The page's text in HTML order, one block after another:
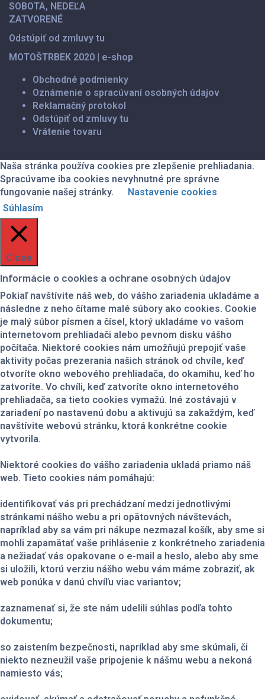
SOBOTA, NEDEĽA
ZATVORENÉ
Odstúpiť od zmluvy tu
MOTOŠTRBEK 2020 | e-shop
Obchodné podmienky
Oznámenie o spracúvaní osobných údajov
Reklamačný protokol
Odstúpiť od zmluvy tu
Vrátenie tovaru
Naša stránka používa cookies pre zlepšenie prehliadania.
Spracúvame iba cookies nevyhnutné pre správne
fungovanie našej stránky.
Nastavenie cookies
Súhlasím
Close
Informácie o cookies a ochrane osobných údajov
Pokiaľ navštívite náš web, do vášho zariadenia ukladáme a
následne z neho čítame malé súbory ako cookies. Cookie
je malý súbor písmen a čísel, ktorý ukladáme vo vašom
internetovom prehliadači alebo pevnom disku vášho
počítača. Niektoré cookies nám umožňujú prepojiť vaše
aktivity počas prezerania našich stránok od chvíle, keď
otvoríte okno webového prehliadača, do okamihu, keď ho
zatvoríte. Vo chvíli, keď zatvoríte okno internetového
prehliadača, sa tieto cookies vymažú. Iné zostávajú v
zariadení po nastavenú dobu a aktivujú sa zakaždým, keď
navštívite webovú stránku, ktorá konkrétne cookie
vytvorila.
Niektoré cookies do vášho zariadenia ukladá priamo náš
web. Tieto cookies nám pomáhajú:
identifikovať vás pri prechádzaní medzi jednotlivými
stránkami nášho webu a pri opätovných návštevách,
napríklad aby sa vám pri nákupe nezmazal košík, aby sme si
mohli zapamätať vaše prihlásenie z konkrétneho zariadenia
a nežiadať vás opakovane o e-mail a heslo, alebo aby sme
si uložili, ktorú verziu nášho webu vám máme zobraziť, ak
web ponúka v danú chvíľu viac variantov;
zaznamenať si, že ste nám udelili súhlas podľa tohto
dokumentu;
so zaistením bezpečnosti, napríklad aby sme skúmali, či
niekto nezneužil vaše pripojenie k nášmu webu a nekoná
namiesto vás;